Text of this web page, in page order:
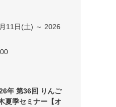
11日(土) ～ 2026
年 第36回 りんご
夏季セミナー【オ